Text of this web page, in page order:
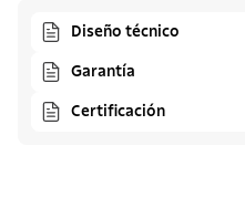
Diseño técnico
Garantía
Certificación